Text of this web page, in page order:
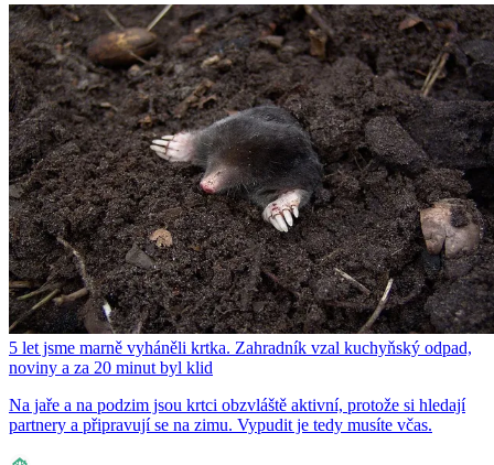
5 let jsme marně vyháněli krtka. Zahradník vzal kuchyňský odpad,
noviny a za 20 minut byl klid
Na jaře a na podzim jsou krtci obzvláště aktivní, protože si hledají
partnery a připravují se na zimu. Vypudit je tedy musíte včas.